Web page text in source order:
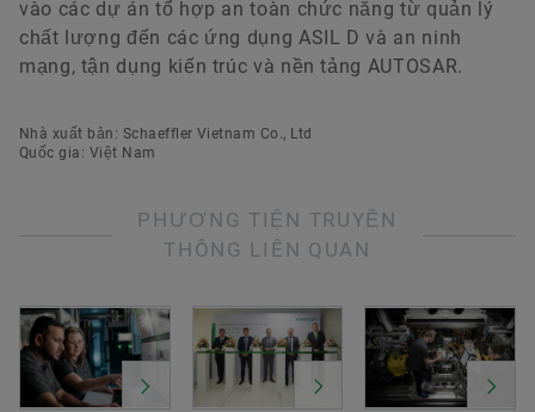
vào các dự án tổ hợp an toàn chức năng từ quản lý
chất lượng đến các ứng dụng ASIL D và an ninh
mạng, tận dụng kiến trúc và nền tảng AUTOSAR.
Nhà xuất bản: Schaeffler Vietnam Co., Ltd
Quốc gia: Việt Nam
PHƯƠNG TIỆN TRUYỀN
THÔNG LIÊN QUAN